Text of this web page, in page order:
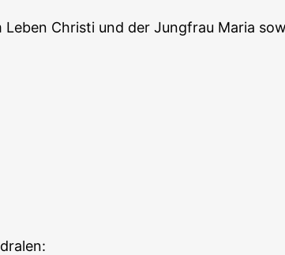
Christi und der Jungfrau Maria